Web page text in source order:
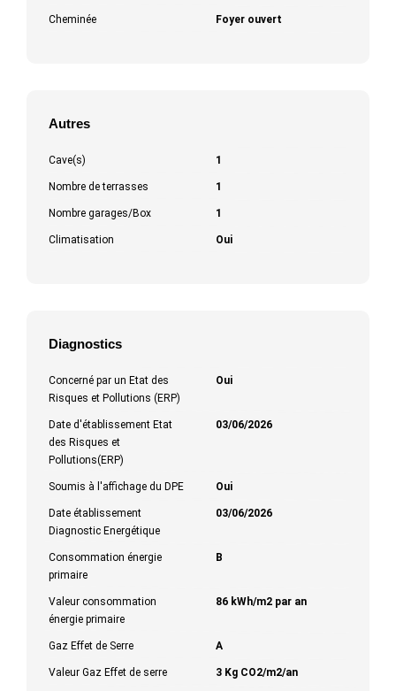
Cheminée Foyer ouvert
Autres
Cave(s) 1
Nombre de terrasses 1
Nombre garages/Box 1
Climatisation Oui
Diagnostics
Concerné par un Etat des
Risques et Pollutions (ERP)
Oui
Date d'établissement Etat
des Risques et
Pollutions(ERP)
03/06/2026
Soumis à l'affichage du DPE Oui
Date établissement
Diagnostic Energétique
03/06/2026
Consommation énergie
primaire
B
Valeur consommation
énergie primaire
86 kWh/m2 par an
Gaz Effet de Serre A
Valeur Gaz Effet de serre 3 Kg CO2/m2/an